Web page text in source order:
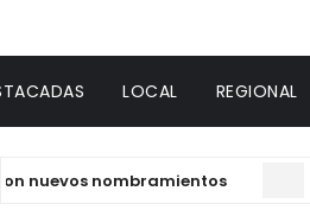
LOCAL REGIONAL
nombramientos